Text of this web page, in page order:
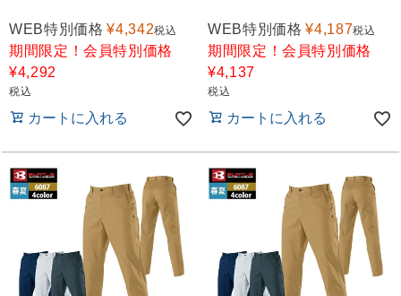
WEB特別価格 ¥4,342税込
期間限定！会員特別価格
¥4,292
税込
カートに入れる
WEB特別価格 ¥4,187税込
期間限定！会員特別価格
¥4,137
税込
カートに入れる